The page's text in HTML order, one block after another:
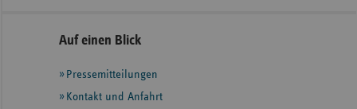
Seitennavigation
Seitenleiste
weiteren
Informationen
Auf einen Blick
Pressemitteilungen
Kontakt und Anfahrt